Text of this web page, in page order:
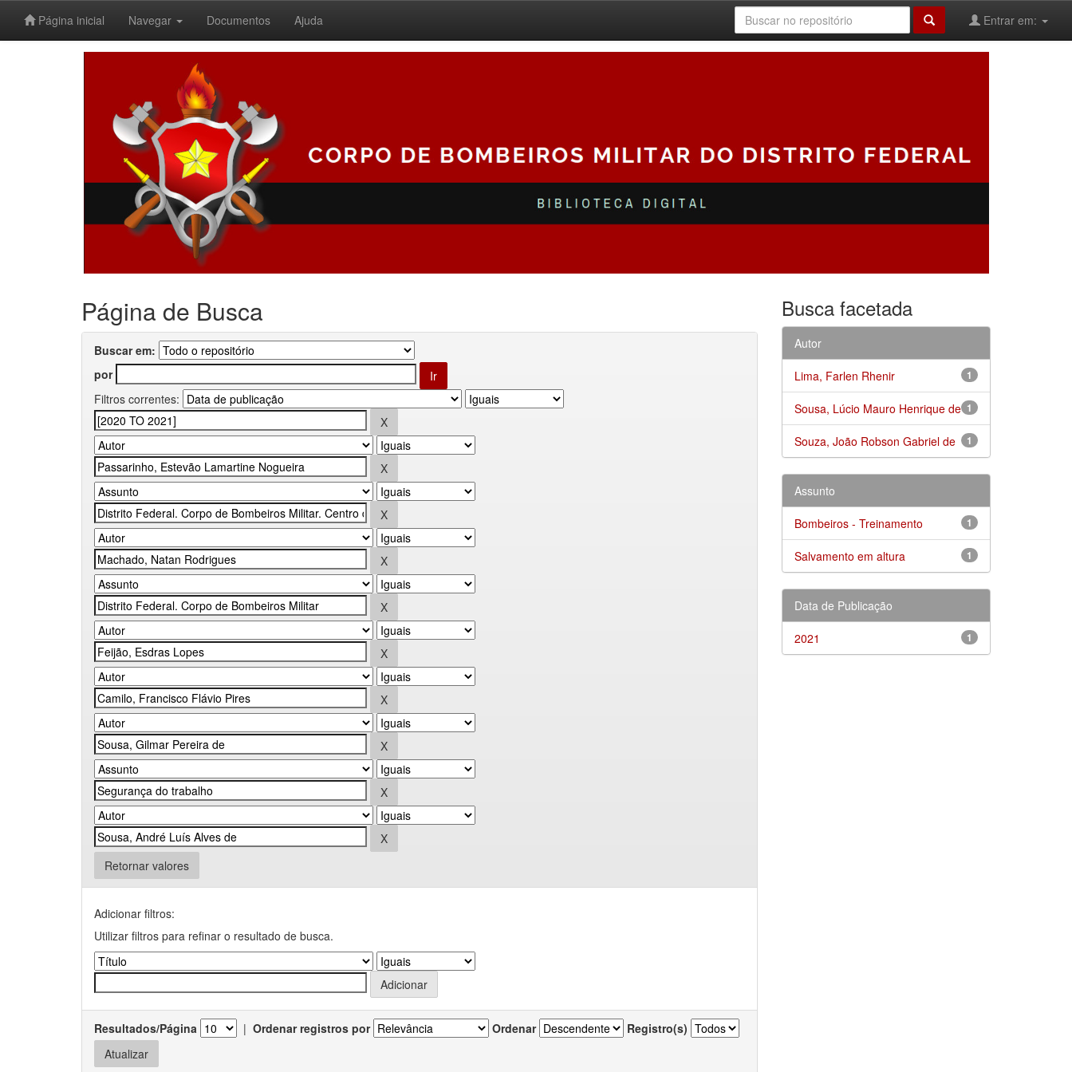
Página inicial Navegar Documentos Ajuda Entrar em:
Página de Busca
Buscar em:
por
Filtros correntes:
Retornar valores
Adicionar filtros:
Utilizar filtros para refinar o resultado de busca.
Resultados/Página | Ordenar registros por Ordenar Registro(s)
Busca facetada
Autor
1
Lima, Farlen Rhenir
1
Sousa, Lúcio Mauro Henrique de
1
Souza, João Robson Gabriel de
Assunto
1
Bombeiros - Treinamento
1
Salvamento em altura
Data de Publicação
1
2021